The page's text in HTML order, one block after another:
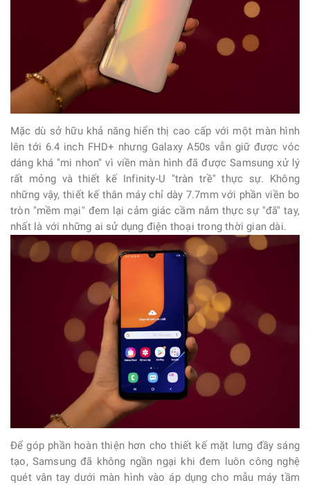
Mặc dù sở hữu khả năng hiển thị cao cấp với một màn hình
lên tới 6.4 inch FHD+ nhưng Galaxy A50s vẫn giữ được vóc
dáng khá "mi nhon" vì viền màn hình đã được Samsung xử lý
rất mỏng và thiết kế Infinity-U "tràn trề" thực sự. Không
những vậy, thiết kế thân máy chỉ dày 7.7mm với phần viền bo
tròn "mềm mại" đem lại cảm giác cầm nắm thực sự "đã" tay,
nhất là với những ai sử dụng điện thoại trong thời gian dài.
Để góp phần hoàn thiện hơn cho thiết kế mặt lưng đầy sáng
tạo, Samsung đã không ngần ngại khi đem luôn công nghệ
quét vân tay dưới màn hình vào áp dụng cho mẫu máy tầm